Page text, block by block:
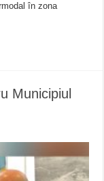
în zona
Municipiul